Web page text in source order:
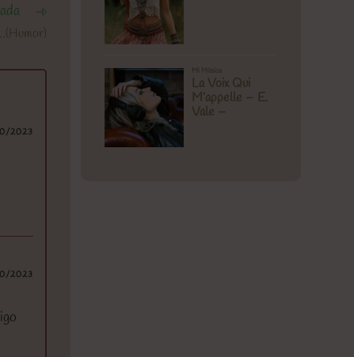
2023
2023